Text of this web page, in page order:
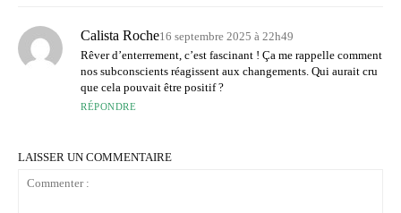
Calista Roche16 septembre 2025 à 22h49
Rêver d’enterrement, c’est fascinant ! Ça me rappelle comment
nos subconscients réagissent aux changements. Qui aurait cru
que cela pouvait être positif ?
RÉPONDRE
LAISSER UN COMMENTAIRE